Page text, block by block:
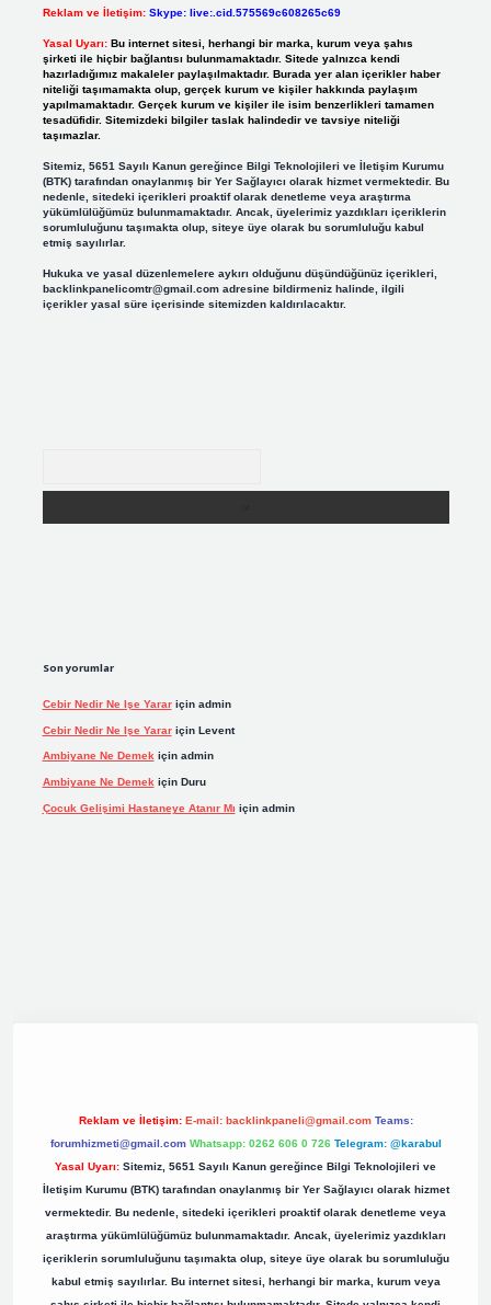
Reklam ve İletişim: Skype: live:.cid.575569c608265c69
Yasal Uyarı: Bu internet sitesi, herhangi bir marka, kurum veya şahıs
şirketi ile hiçbir bağlantısı bulunmamaktadır. Sitede yalnızca kendi
hazırladığımız makaleler paylaşılmaktadır. Burada yer alan içerikler haber
niteliği taşımamakta olup, gerçek kurum ve kişiler hakkında paylaşım
yapılmamaktadır. Gerçek kurum ve kişiler ile isim benzerlikleri tamamen
tesadüfidir. Sitemizdeki bilgiler taslak halindedir ve tavsiye niteliği
taşımazlar.
Sitemiz, 5651 Sayılı Kanun gereğince Bilgi Teknolojileri ve İletişim Kurumu
(BTK) tarafından onaylanmış bir Yer Sağlayıcı olarak hizmet vermektedir. Bu
nedenle, sitedeki içerikleri proaktif olarak denetleme veya araştırma
yükümlülüğümüz bulunmamaktadır. Ancak, üyelerimiz yazdıkları içeriklerin
sorumluluğunu taşımakta olup, siteye üye olarak bu sorumluluğu kabul
etmiş sayılırlar.
Hukuka ve yasal düzenlemelere aykırı olduğunu düşündüğünüz içerikleri,
backlinkpanelicomtr@gmail.comadresine bildirmeniz halinde, ilgili
içerikler yasal süre içerisinde sitemizden kaldırılacaktır.
Son yorumlar
Cebir Nedir Ne Işe Yarariçin admin
Cebir Nedir Ne Işe Yarariçin Levent
Ambiyane Ne Demekiçin admin
Ambiyane Ne Demek için Duru
Çocuk Gelişimi Hastaneye Atanır Mı için admin
Reklam ve İletişim: E-mail: backlinkpaneli@gmail.com Teams:
forumhizmeti@gmail.com Whatsapp: 0262 606 0 726 Telegram: @karabul
Yasal Uyarı: Sitemiz, 5651 Sayılı Kanun gereğince Bilgi Teknolojileri ve
İletişim Kurumu (BTK) tarafından onaylanmış bir Yer Sağlayıcı olarak hizmet
vermektedir. Bu nedenle, sitedeki içerikleri proaktif olarak denetleme veya
araştırma yükümlülüğümüz bulunmamaktadır. Ancak, üyelerimiz yazdıkları
içeriklerin sorumluluğunu taşımakta olup, siteye üye olarak bu sorumluluğu
kabul etmiş sayılırlar. Bu internet sitesi, herhangi bir marka, kurum veya